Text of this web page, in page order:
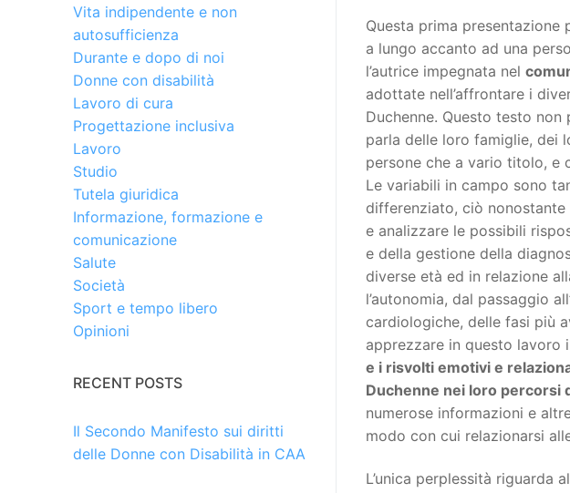
Questa prima presentazione
a lungo accanto ad una
l’autrice impegnata nel
adottate nell’affrontare i
Duchenne. Questo testo
parla delle loro famiglie, dei
persone che a vario titolo, e
Le variabili in campo sono
differenziato, ciò
e analizzare le possibili
e della gestione della
diverse età ed in relazione
l’autonomia, dal passaggio
cardiologiche, delle fasi più
apprezzare in questo
e i risvolti emotivi e
Duchenne nei loro percorsi
numerose informazioni e
modo con cui relazionarsi
L’unica perplessità riguarda
Vita indipendente e non
autosufficienza
Durante e dopo di noi
Donne con disabilità
Lavoro di cura
Progettazione inclusiva
Lavoro
Studio
Tutela giuridica
Informazione, formazione e
comunicazione
Salute
Società
Sport e tempo libero
Opinioni
RECENT POSTS
Il Secondo Manifesto sui diritti
delle Donne con Disabilità in CAA